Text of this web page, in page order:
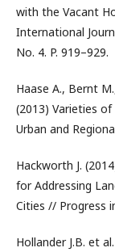
with the Vacant
International
No. 4. P. 919–929.
Haase A., Bernt
(2013) Varieties
Urban and
Hackworth J.
for Addressing
Cities // Progress
Hollander J.B. et